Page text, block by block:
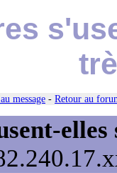
message - Retour au